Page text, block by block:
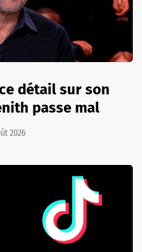
détail sur son
passe mal
2026